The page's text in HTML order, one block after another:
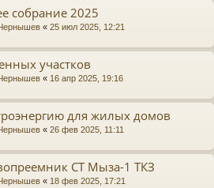
собрание 2025
« 25 июл 2025, 12:21
участков
« 16 апр 2025, 19:16
для жилых домов
« 26 фев 2025, 11:11
СТ Мыза-1 ТКЗ
« 18 фев 2025, 17:21